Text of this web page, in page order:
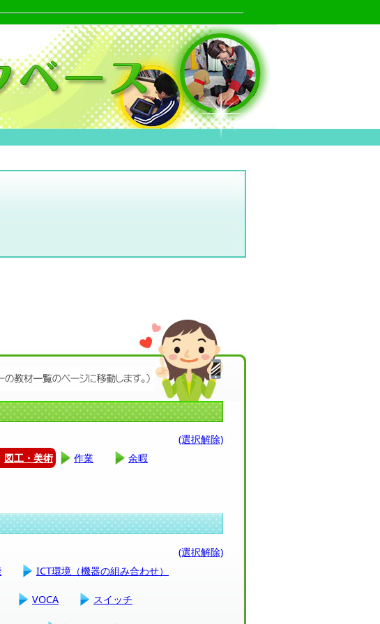
(選択解除)
図工・美術 作業 余暇
(選択解除)
ICT環境（機器の組み合わせ）
VOCA スイッチ